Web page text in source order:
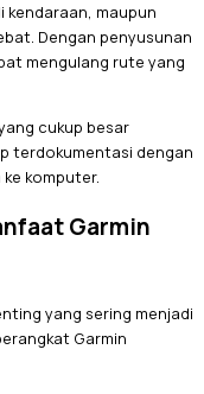
kendaraan, maupun
Dengan penyusunan
mengulang rute yang
cukup besar
terdokumentasi dengan
komputer.
Garmin
yang sering menjadi
Garmin